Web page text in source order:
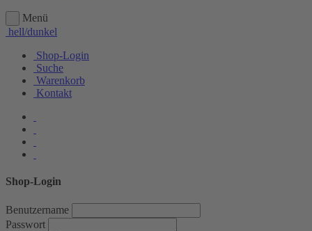
Menü
hell/dunkel
Shop-Login
Suche
Warenkorb
Kontakt
Shop-Login
Benutzername
Passwort